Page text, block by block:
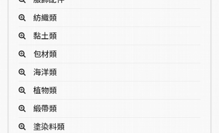
紡織類
黏土類
包材類
海洋類
植物類
緞帶類
塗染料類